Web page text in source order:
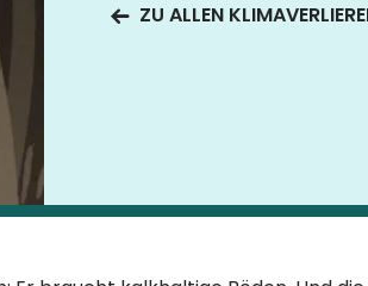
ZU ALLEN